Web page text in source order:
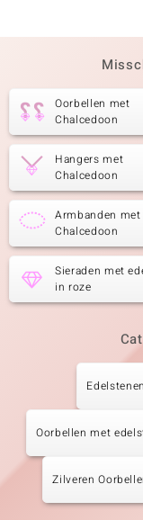
Oorbellen met
Chalcedoon
Hangers met
Chalcedoon
Armbanden met
Chalcedoon
Sieraden met
in roze
Oorbellen met
Zilveren